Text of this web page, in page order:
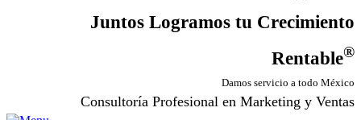
Juntos Logramos tu Crecimiento
Rentable®
Damos servicio a todo México
Consultoría Profesional en Marketing y Ventas